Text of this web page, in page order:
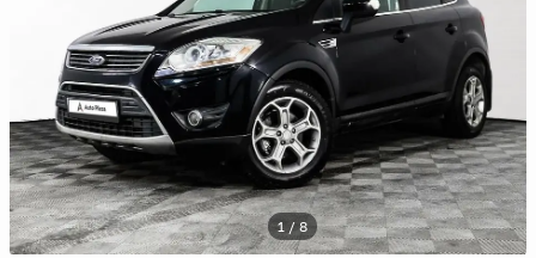
1 / 8